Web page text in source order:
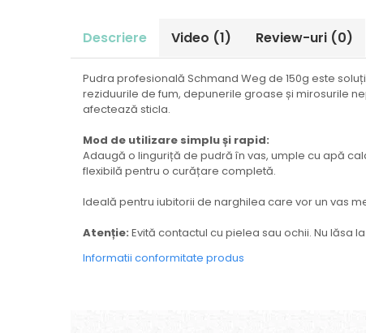
Descriere Video (1) Review-uri (0)
Pudra profesională Schmand Weg de 150g este
reziduurile de fum, depunerile groase și mirosurile
afectează sticla.
Mod de utilizare simplu și rapid:
Adaugă o linguriță de pudră în vas, umple cu apă
flexibilă pentru o curățare completă.
Ideală pentru iubitorii de narghilea care vor un vas
Atenție: Evită contactul cu pielea sau ochii. Nu lăsa
Informatii conformitate produs